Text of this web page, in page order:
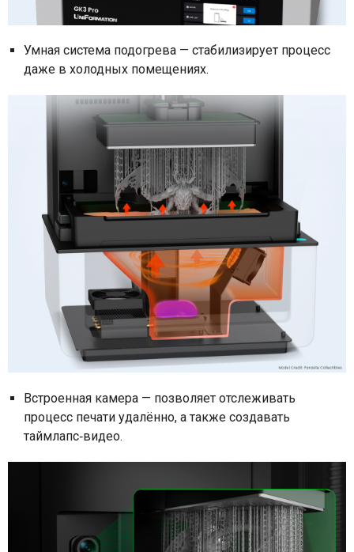
Умная система подогрева — стабилизирует процесс
даже в холодных помещениях.
Встроенная камера — позволяет отслеживать
процесс печати удалённо, а также создавать
таймлапс‑видео.